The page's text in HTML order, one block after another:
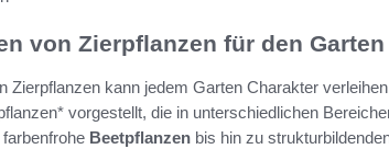
von Zierpflanzen für den Garten
Zierpflanzen kann jedem Garten Charakter
vorgestellt, die in unterschiedlichen
farbenfrohe Beetpflanzen bis hin zu